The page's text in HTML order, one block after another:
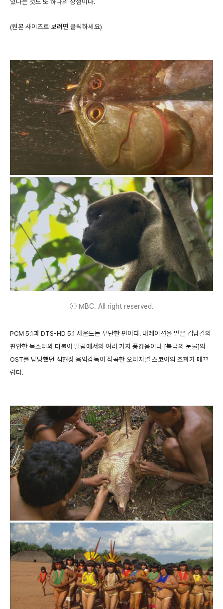
있다는 것도 또 하나의 장점이다.
(원본 사이즈로 보려면 클릭하세요)
ⓒ MBC. All right reserved.
PCM 5.1과 DTS-HD 5.1 사운드는 무난한 편이다. 내레이션을 맡은 김남길의
편안한 목소리와 더불어 밀림에서의 여러 가지 풍경음이나 [북극의 눈물]의
OST를 담당했던 심현정 음악감독이 작곡한 오리지널 스코어의 조화가 매끄
럽다.